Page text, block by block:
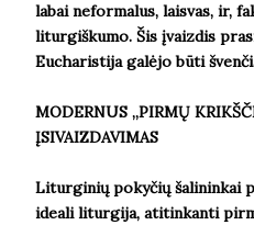
labai neformalus, laisvas, ir,
liturgiškumo. Šis įvaizdis
Eucharistija galėjo būti
MODERNUS „PIRMŲ
ĮSIVAIZDAVIMAS
Liturginių pokyčių šalininkai
ideali liturgija, atitinkanti